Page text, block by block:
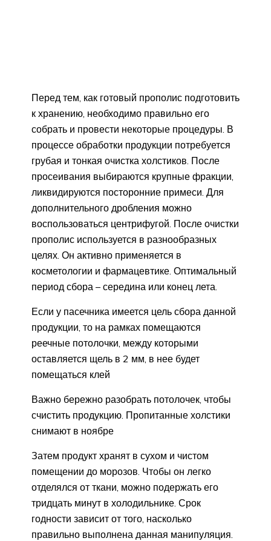
Перед тем, как готовый прополис подготовить
к хранению, необходимо правильно его
собрать и провести некоторые процедуры. В
процессе обработки продукции потребуется
грубая и тонкая очистка холстиков. После
просеивания выбираются крупные фракции,
ликвидируются посторонние примеси. Для
дополнительного дробления можно
воспользоваться центрифугой. После очистки
прополис используется в разнообразных
целях. Он активно применяется в
косметологии и фармацевтике. Оптимальный
период сбора – середина или конец лета.
Если у пасечника имеется цель сбора данной
продукции, то на рамках помещаются
реечные потолочки, между которыми
оставляется щель в 2 мм, в нее будет
помещаться клей
Важно бережно разобрать потолочек, чтобы
счистить продукцию. Пропитанные холстики
снимают в ноябре
Затем продукт хранят в сухом и чистом
помещении до морозов. Чтобы он легко
отделялся от ткани, можно подержать его
тридцать минут в холодильнике. Срок
годности зависит от того, насколько
правильно выполнена данная манипуляция.